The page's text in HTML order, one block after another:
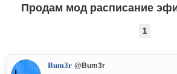
Продам мод расписание
1
Bum3r @Bum3r